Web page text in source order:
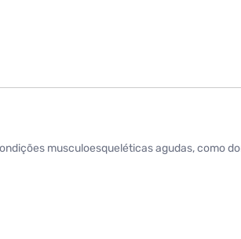
musculoesqueléticas agudas, como